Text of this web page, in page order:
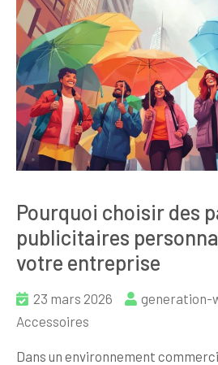
Pourquoi choisir des
publicitaires
votre entreprise
23 mars 2026 generation-
Accessoires
Dans un environnement